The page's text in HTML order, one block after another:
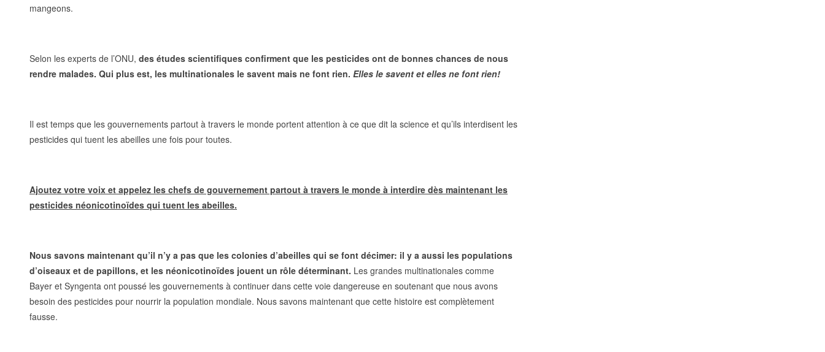
mangeons.
Selon les experts de l’ONU, des études scientifiques confirment que les pesticides ont de bonnes chances de nous
rendre malades. Qui plus est, les multinationales le savent mais ne font rien. Elles le savent et elles ne font rien!
Il est temps que les gouvernements partout à travers le monde portent attention à ce que dit la science et qu’ils interdisent les
pesticides qui tuent les abeilles une fois pour toutes.
Ajoutez votre voix et appelez les chefs de gouvernement partout à travers le monde à interdire dès maintenant les
pesticides néonicotinoïdes qui tuent les abeilles.
Nous savons maintenant qu’il n’y a pas que les colonies d’abeilles qui se font décimer: il y a aussi les populations
d’oiseaux et de papillons, et les néonicotinoïdes jouent un rôle déterminant. Les grandes multinationales comme
Bayer et Syngenta ont poussé les gouvernements à continuer dans cette voie dangereuse en soutenant que nous avons
besoin des pesticides pour nourrir la population mondiale. Nous savons maintenant que cette histoire est complètement
fausse.